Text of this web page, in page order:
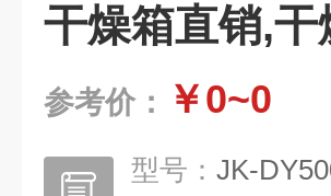
干燥箱直销,
参考价： ￥0~0
型号： JK-